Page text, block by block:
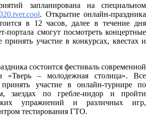
запланирована на специальном
. Открытие онлайн-праздника
в 12 часов, далее в течение дня
портала смогут посмотреть концертные
участие в конкурсах, квестах и
состоится фестиваль современной
«Тверь – молодежная столица». Все
участие в онлайн-турнире по
заездах по гребле-индор и пройти
упражнений и различных игр,
тестирования ГТО.